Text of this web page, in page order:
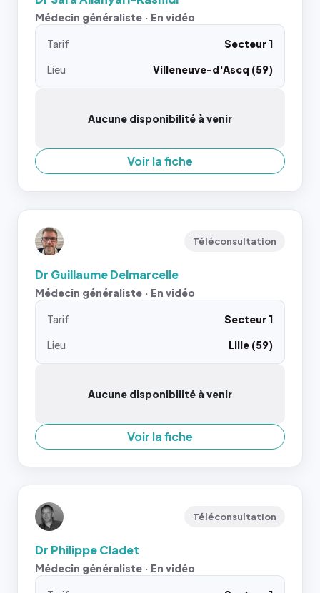
Médecin généraliste · En vidéo
Tarif
Secteur 1
Lieu
Villeneuve-d'Ascq (59)
Aucune disponibilité à venir
Voir la fiche
Téléconsultation
Dr Guillaume Delmarcelle
Médecin généraliste · En vidéo
Tarif
Secteur 1
Lieu
Lille (59)
Aucune disponibilité à venir
Voir la fiche
Téléconsultation
Dr Philippe Cladet
Médecin généraliste · En vidéo